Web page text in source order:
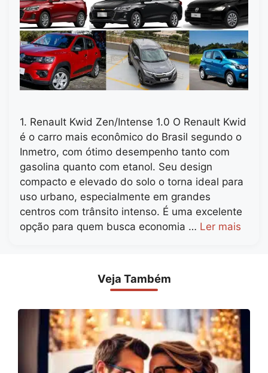
1. Renault Kwid Zen/Intense 1.0 O Renault Kwid
é o carro mais econômico do Brasil segundo o
Inmetro, com ótimo desempenho tanto com
gasolina quanto com etanol. Seu design
compacto e elevado do solo o torna ideal para
uso urbano, especialmente em grandes
centros com trânsito intenso. É uma excelente
opção para quem busca economia … Ler mais
Veja Também